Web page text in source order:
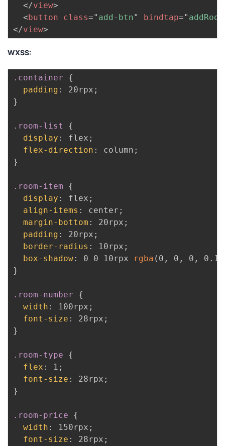
</view>
< button class=" add-btn" bindtap=" addRoom
</view>
WXSS:
.container
{
padding : 20rpx ;
}
.room-list
{
display : flex ;
flex-direction : column ;
}
.room-item
{
display : flex ;
align-items : center ;
margin-bottom : 20rpx ;
padding : 20rpx ;
border-radius : 10rpx ;
box-shadow: 0 0 10rpx rgba ( 0 , 0 , 0 , 0.1
}
.room-number
{
width : 100rpx ;
font-size : 28rpx ;
}
.room-type
{
flex : 1 ;
font-size : 28rpx ;
}
.room-price
{
width : 150rpx ;
font-size : 28rpx ;